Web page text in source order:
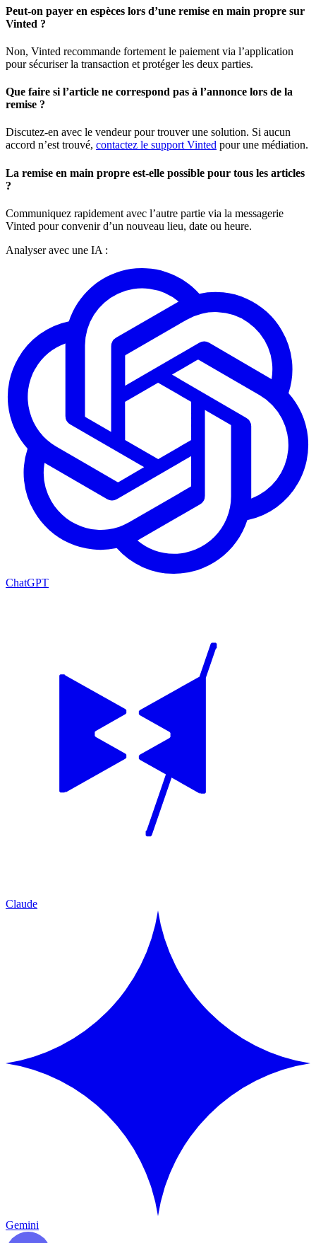
Peut-on payer en espèces lors d’une remise en main propre sur
Vinted ?
Non, Vinted recommande fortement le paiement via l’application
pour sécuriser la transaction et protéger les deux parties.
Que faire si l’article ne correspond pas à l’annonce lors de la
remise ?
Discutez-en avec le vendeur pour trouver une solution. Si aucun
accord n’est trouvé, contactez le support Vinted pour une médiation.
La remise en main propre est-elle possible pour tous les articles
?
Communiquez rapidement avec l’autre partie via la messagerie
Vinted pour convenir d’un nouveau lieu, date ou heure.
Analyser avec une IA :
ChatGPT
Claude
Gemini